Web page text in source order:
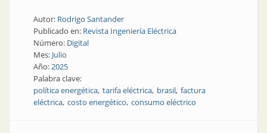
Autor: Rodrigo Santander
Publicado en: Revista Ingeniería Eléctrica
Número: Digital
Mes: Julio
Año:2025
Palabra clave:
política energética tarifa eléctrica brasil factura
eléctrica costo energético consumo eléctrico